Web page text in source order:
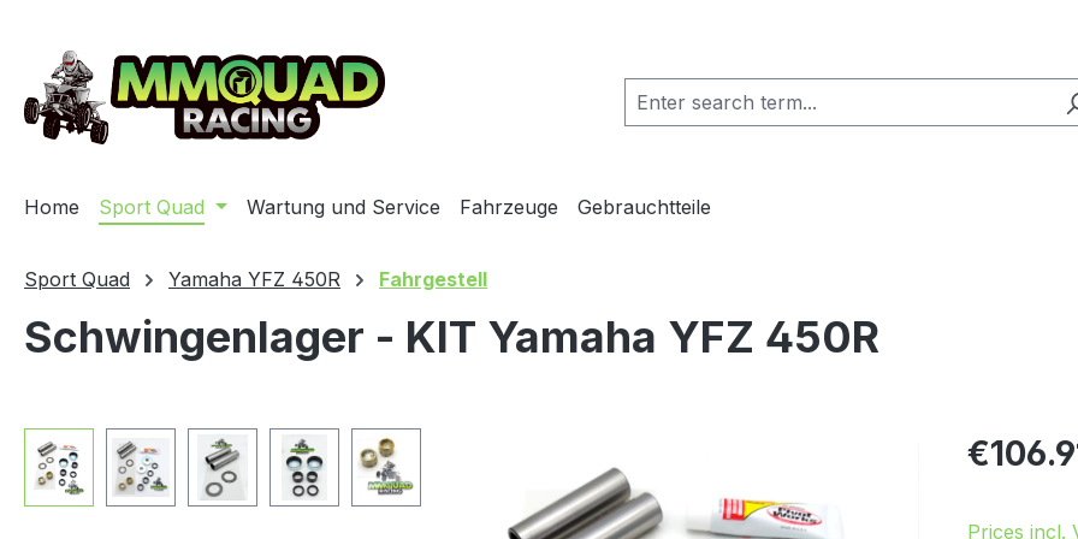
Home Sport Quad Wartung und Service Fahrzeuge Gebrauchtteile
Sport Quad Yamaha YFZ 450R Fahrgestell
Schwingenlager - KIT Yamaha YFZ 450R
Skip image gallery Regular
Prices incl.